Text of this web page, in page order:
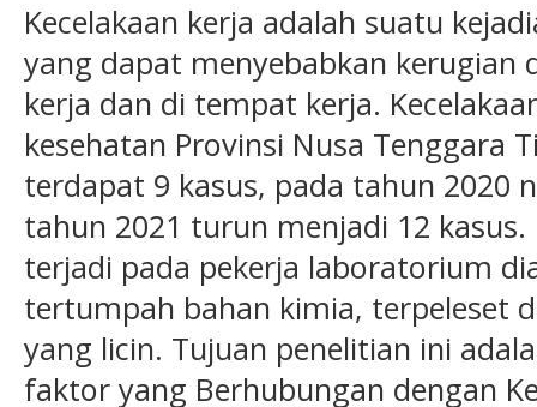
Kecelakaan kerja adalah suatu
yang dapat menyebabkan kerugian
kerja dan di tempat kerja.
kesehatan Provinsi Nusa Tenggara
terdapat 9 kasus, pada tahun 2020
tahun 2021 turun menjadi 12 kasus.
terjadi pada pekerja laboratorium
tertumpah bahan kimia, terpeleset
yang licin. Tujuan penelitian ini
faktor yang Berhubungan dengan